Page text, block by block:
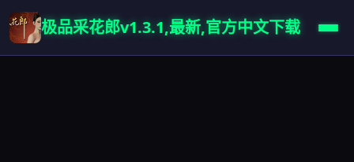
极品采花郎v1.3.1,最新,官方中文下载